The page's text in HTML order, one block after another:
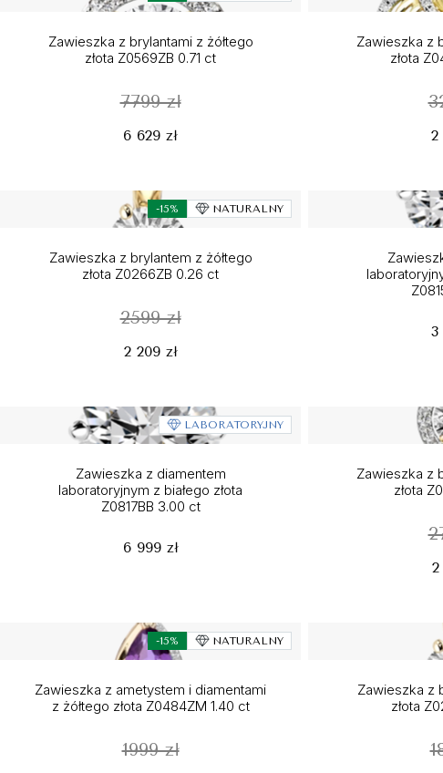
Zawieszka z brylantami z żółtego
złota Z0569ZB 0.71 ct
7799 zł
6 629 zł
Zawieszka z
złota
2
-15% NATURALNY
Zawieszka z brylantem z żółtego
złota Z0266ZB 0.26 ct
2599 zł
2 209 zł
3
LABORATORYJNY
Zawieszka z diamentem
laboratoryjnym z białego złota
Z0817BB 3.00 ct
6 999 zł
Zawieszka z
złota
2
-15% NATURALNY
Zawieszka z ametystem i diamentami
z żółtego złota Z0484ZM 1.40 ct
1999 zł
Zawieszka z
złota